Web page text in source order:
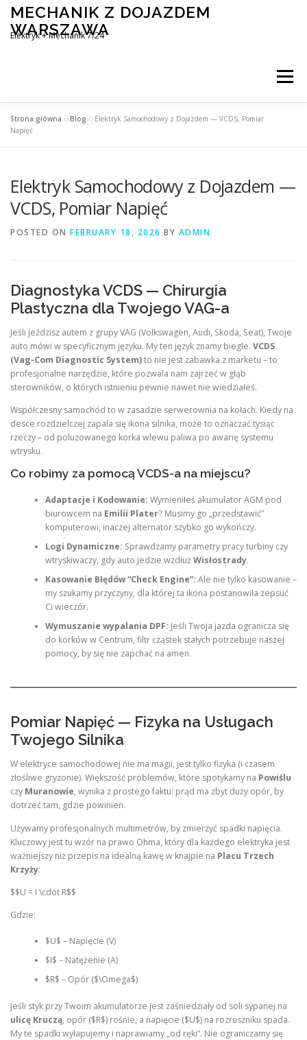
Skip
content
MECHANIK Z DOJAZDEM
WARSZAWA
Elektryk + Mechanik 7/24
Menu
MOBILNY MECHANIK WARSZAWA
ELEKTRYK SAMOCHODOWY BLOG KONTAKT
Strona główna »Blog »Elektryk Samochodowy z Dojazdem — VCDS, Pomiar
Napięć
Elektryk Samochodowy z Dojazdem —
VCDS, Pomiar Napięć
POSTED ON FEBRUARY 18, 2026 BY ADMIN
Diagnostyka VCDS — Chirurgia
Plastyczna dla Twojego VAG-a
Jeśli jeździsz autem z grupy VAG (Volkswagen, Audi, Skoda, Seat), Twoje
auto mówi w specyficznym języku. My ten język znamy biegle. VCDS
(Vag-Com Diagnostic System)to nie jest zabawka z marketu – to
profesjonalne narzędzie, które pozwala nam zajrzeć w głąb
sterowników, o których istnieniu pewnie nawet nie wiedziałeś.
Współczesny samochód to w zasadzie serwerownia na kołach. Kiedy na
desce rozdzielczej zapala się ikona silnika, może to oznaczać tysiąc
rzeczy – od poluzowanego korka wlewu paliwa po awarię systemu
wtrysku.
Co robimy za pomocą VCDS-a na miejscu?
Adaptacje i Kodowanie: Wymieniłeś akumulator AGM pod
biurowcem na Emilii Plater? Musimy go „przedstawić”
komputerowi, inaczej alternator szybko go wykończy.
Logi Dynamiczne: Sprawdzamy parametry pracy turbiny czy
wtryskiwaczy, gdy auto jedzie wzdłużWisłostrady.
Kasowanie Błędów “Check Engine”: Ale nie tylko kasowanie –
my szukamy przyczyny, dla której ta ikona postanowiła zepsuć
Ci wieczór.
Wymuszanie wypalania DPF: Jeśli Twoja jazda ogranicza się
do korków w Centrum, filtr cząstek stałych potrzebuje naszej
pomocy, by się nie zapchać na amen.
Pomiar Napięć — Fizyka na Usługach
Twojego Silnika
W elektryce samochodowej nie ma magii, jest tylko fizyka (i czasem
złośliwe gryzonie). Większość problemów, które spotykamy na Powiślu
czy Muranowie, wynika z prostego faktu: prąd ma zbyt duży opór, by
dotrzeć tam, gdzie powinien.
Używamy profesjonalnych multimetrów, by zmierzyć spadki napięcia.
Kluczowy jest tu wzór na prawo Ohma, który dla każdego elektryka jest
ważniejszy niż przepis na idealną kawę w knajpie na Placu Trzech
Krzyży:
$$U = I \cdot R$$
Gdzie:
$U$ – Napięcie (V)
$I$ – Natężenie (A)
$R$ – Opór ($\Omega$)
Jeśli styk przy Twoim akumulatorze jest zaśniedziały od soli sypanej na
ulicę Kruczą, opór ($R$) rośnie, a napięcie ($U$) na rozruszniku spada.
My te spadki wyłapujemy i naprawiamy „od ręki”. Nie ograniczamy się